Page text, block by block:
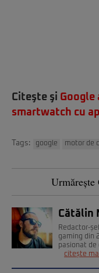
Citeşte şi Google
smartwatch cu
Tags: google motor de
Cătălin
Redactor-
gaming din
pasionat de
citește